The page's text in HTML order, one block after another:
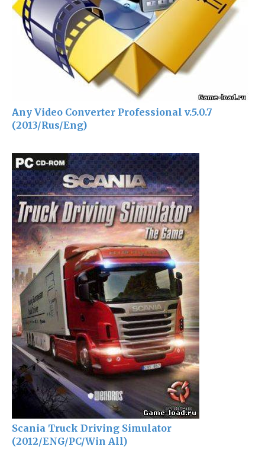
Any Video Converter Professional v.5.0.7
(2013/Rus/Eng)
Scania Truck Driving Simulator
(2012/ENG/PC/Win All)